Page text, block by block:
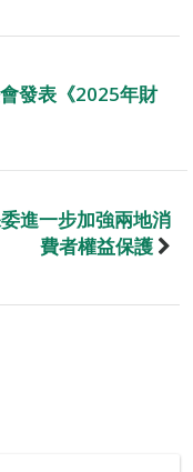
發表《2025年財
進一步加強兩地消
費者權益保護